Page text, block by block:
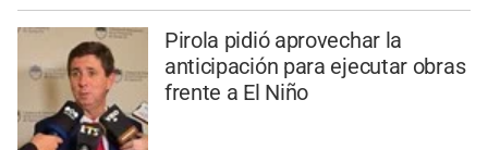
Pirola pidió aprovechar la
anticipación para ejecutar obras
frente a El Niño